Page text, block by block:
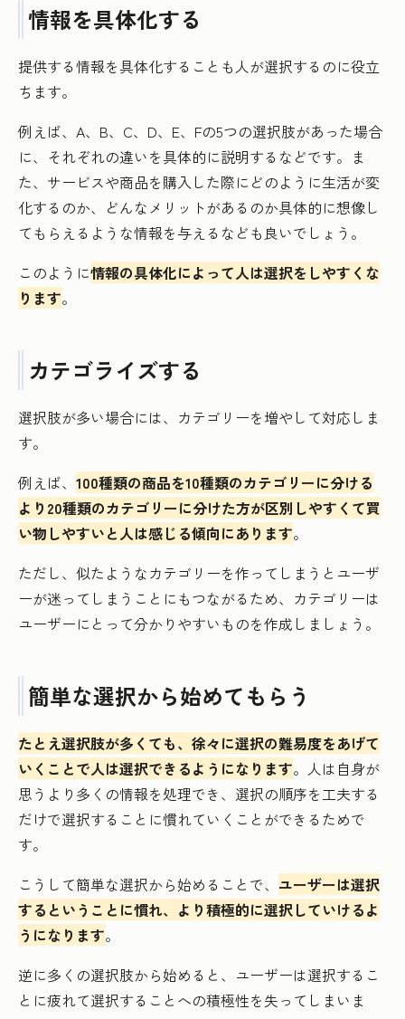
情報を具体化する
提供する情報を具体化することも人が選択するのに役立
ちます。
例えば、A、B、C、D、E、Fの5つの選択肢があった場合
に、それぞれの違いを具体的に説明するなどです。ま
た、サービスや商品を購入した際にどのように生活が変
化するのか、どんなメリットがあるのか具体的に想像し
てもらえるような情報を与えるなども良いでしょう。
このように情報の具体化によって人は選択をしやすくな
ります。
カテゴライズする
選択肢が多い場合には、カテゴリーを増やして対応しま
す。
例えば、 100種類の商品を10種類のカテゴリーに分ける
より20種類のカテゴリーに分けた方が区別しやすくて買
い物しやすいと人は感じる傾向にあります。
ただし、似たようなカテゴリーを作ってしまうとユーザ
ーが迷ってしまうことにもつながるため、カテゴリーは
ユーザーにとって分かりやすいものを作成しましょう。
簡単な選択から始めてもらう
たとえ選択肢が多くても、徐々に選択の難易度をあげて
いくことで人は選択できるようになります。人は自身が
思うより多くの情報を処理でき、選択の順序を工夫する
だけで選択することに慣れていくことができるためで
す。
こうして簡単な選択から始めることで、 ユーザーは選択
するということに慣れ、より積極的に選択していけるよ
うになります。
逆に多くの選択肢から始めると、ユーザーは選択するこ
とに疲れて選択することへの積極性を失ってしまいま